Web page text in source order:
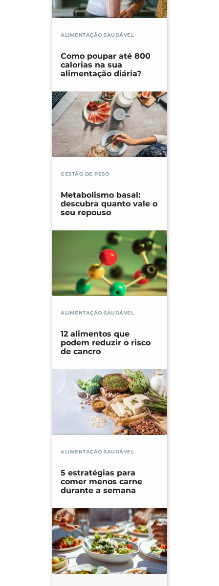
ALIMENTAÇÃO SAUDÁVEL
Como poupar até 800
calorias na sua
alimentação diária?
GESTÃO DE PESO
Metabolismo basal:
descubra quanto vale o
seu repouso
ALIMENTAÇÃO SAUDÁVEL
12 alimentos que
podem reduzir o risco
de cancro
ALIMENTAÇÃO SAUDÁVEL
5 estratégias para
comer menos carne
durante a semana